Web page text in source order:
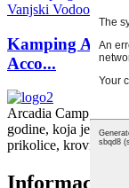
Kamping
Acco...
Arcadia Camp &
godine, koja je
prikolice, krovnih
Informacije